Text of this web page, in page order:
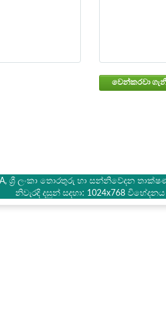
ශ්‍රී ලංකා තොරතුරු හා සන්නිවේදන
නිවැරදි දසුන් සදහා: 1024x768 විභේදනය